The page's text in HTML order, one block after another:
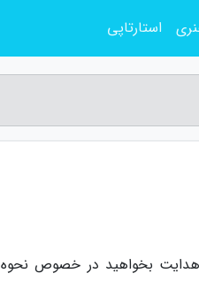
هدایت بخواهید در خصوص نحوه
استارتاپی